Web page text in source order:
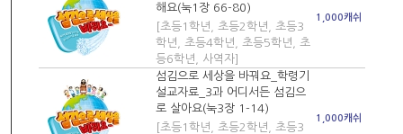
해요(눅1장 66-80)
[초등1학년, 초등2학년, 초등3
학년, 초등4학년, 초등5학년, 초
등6학년, 사역자]
1,000캐쉬
섬김으로 세상을 바꿔요_학령기
설교자료_3과 어디서든 섬김으
로 살아요(눅3장 1-14)
[초등1학년, 초등2학년, 초등3
1,000캐쉬